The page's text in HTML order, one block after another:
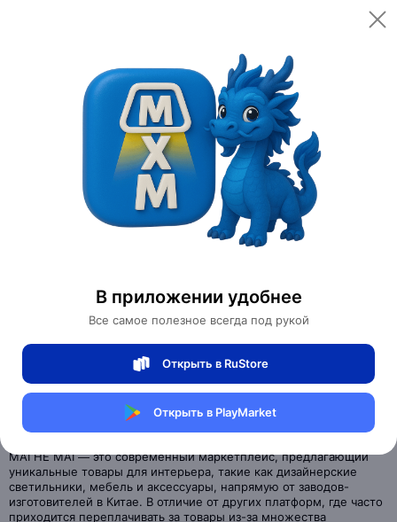
В приложении удобнее
Все самое полезное всегда под рукой
Открыть в RuStore
Открыть в PlayMarket
О компании
О компании
Что такое MAI HE MAI
MAI HE MAI — это современный маркетплейс, предлагающий
уникальные товары для интерьера, такие как дизайнерские
светильники, мебель и аксессуары, напрямую от заводов-
изготовителей в Китае. В отличие от других платформ, где часто
приходится переплачивать за товары из-за множества